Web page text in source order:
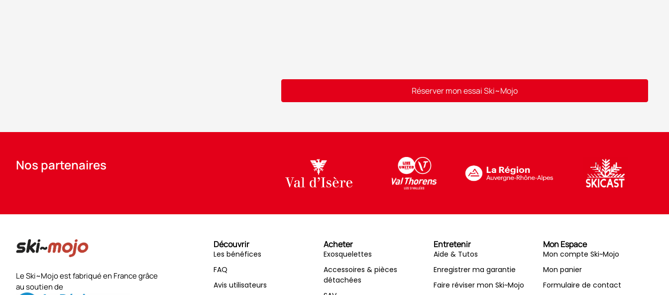
Réserver mon essai Ski~Mojo
Nos partenaires
Le Ski~Mojo est fabriqué en France grâce
au soutien de
Découvrir
Les bénéfices
FAQ
Avis utilisateurs
Acheter
Exosquelettes
Accessoires & pièces
détachées
Entretenir
Aide & Tutos
Enregistrer ma garantie
Faire réviser mon Ski~Mojo
Mon Espace
Mon compte Ski~Mojo
Mon panier
Formulaire de contact